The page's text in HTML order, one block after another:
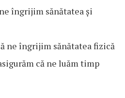
îngrijim sănătatea și
ne îngrijim sănătatea fizică
că ne luăm timp